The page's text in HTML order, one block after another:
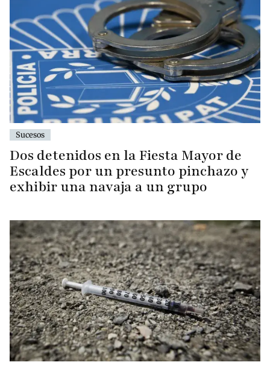
Sucesos
Dos detenidos en la Fiesta Mayor de
Escaldes por un presunto pinchazo y
exhibir una navaja a un grupo